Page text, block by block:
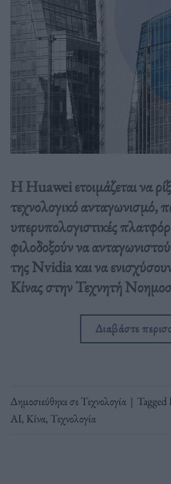
Η Huawei ετοιμάζεται να
τεχνολογικό ανταγωνισμό,
υπερυπολογιστικές
φιλοδοξούν να
της Nvidia και να
Κίνας στην Τεχνητή
Διαβάστε
Δημοσιεύθηκε σεΤεχνολογία | Tagged
ΑΙ, Κίνα, Τεχνολογία